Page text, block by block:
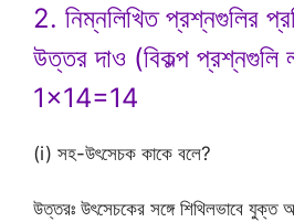
2. নিম্নলিখিত প্রশ্নগুলির
উত্তর দাও (বিকল্প প্রশ্নগুলি
1×14=14
(i) সহ-উৎসেচক কাকে বলে?
উত্তরঃ উৎসেচকের সঙ্গে শিথিলভাবে যুক্ত